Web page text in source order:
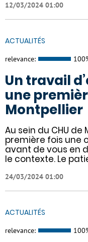
12/03/2024 01:00
ACTUALITÉS
relevance:
Un travail
une
Montpellier
Au sein du CHU
première fois une
avant de vous en
le contexte. Le
24/03/2024 01:00
ACTUALITÉS
relevance: